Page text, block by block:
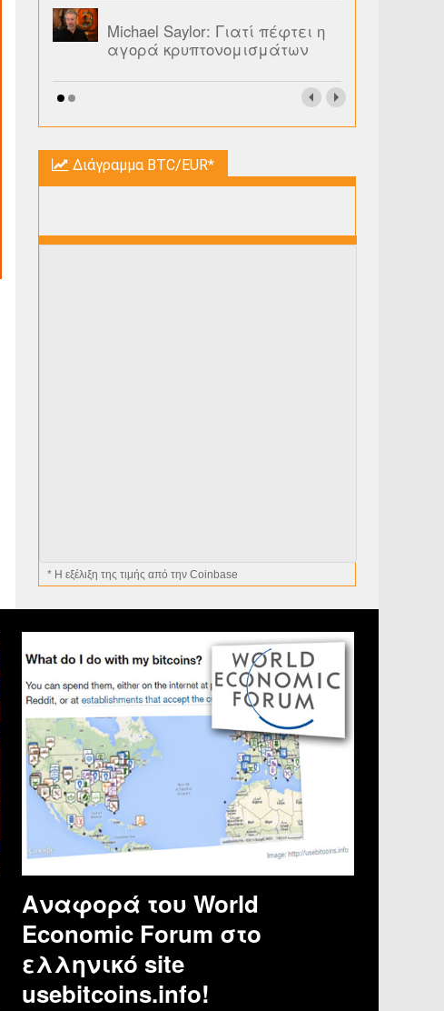
Michael Saylor: Γιατί πέφτει η
αγορά κρυπτονομισμάτων
Διάγραμμα BTC/EUR*
* H εξέλιξη της τιμής από την Coinbase
Αναφορά του World
Economic Forum στο
ελληνικό site
usebitcoins.info!